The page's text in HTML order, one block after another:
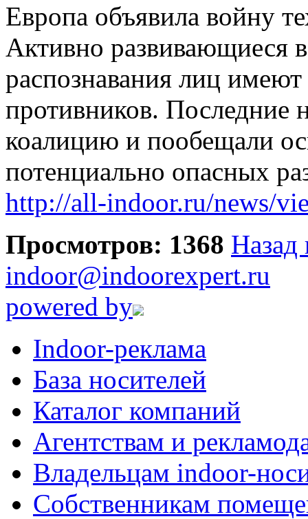
Европа объявила войну
Активно развивающиеся
распознавания лиц
противников. Последние
коалицию и пообещали
потенциально опасных
http://all-indoor.ru/news/
Просмотров: 1368 Назад
indoor@indoorexpert.ru
powered by
Indoor-реклама
База носителей
Каталог компаний
Агентствам и
Владельцам indoor-
Собственникам